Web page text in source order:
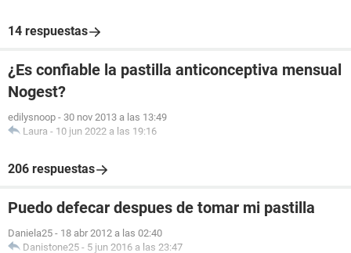
14 respuestas
¿Es confiable la pastilla anticonceptiva mensual
Nogest?
edilysnoop - 30 nov 2013 a las 13:49
Laura - 10 jun 2022 a las 19:16
206 respuestas
Puedo defecar despues de tomar mi pastilla
Daniela25 - 18 abr 2012 a las 02:40
Danistone25 - 5 jun 2016 a las 23:47